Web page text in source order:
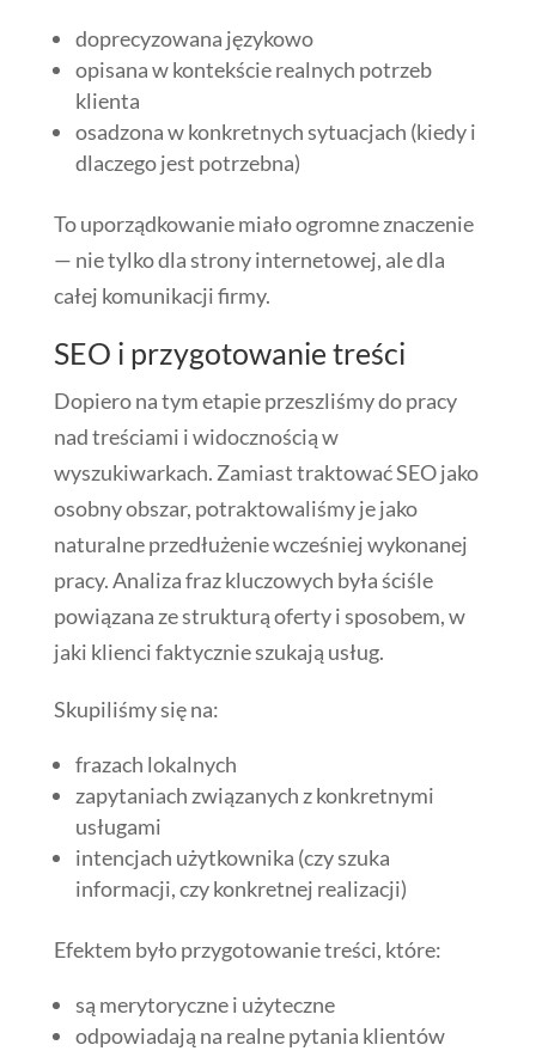
doprecyzowana językowo
opisana w kontekście realnych potrzeb
klienta
osadzona w konkretnych sytuacjach (kiedy i
dlaczego jest potrzebna)
To uporządkowanie miało ogromne znaczenie
— nie tylko dla strony internetowej, ale dla
całej komunikacji firmy.
SEO i przygotowanie treści
Dopiero na tym etapie przeszliśmy do pracy
nad treściami i widocznością w
wyszukiwarkach. Zamiast traktować SEO jako
osobny obszar, potraktowaliśmy je jako
naturalne przedłużenie wcześniej wykonanej
pracy. Analiza fraz kluczowych była ściśle
powiązana ze strukturą oferty i sposobem, w
jaki klienci faktycznie szukają usług.
Skupiliśmy się na:
frazach lokalnych
zapytaniach związanych z konkretnymi
usługami
intencjach użytkownika (czy szuka
informacji, czy konkretnej realizacji)
Efektem było przygotowanie treści, które:
są merytoryczne i użyteczne
odpowiadają na realne pytania klientów